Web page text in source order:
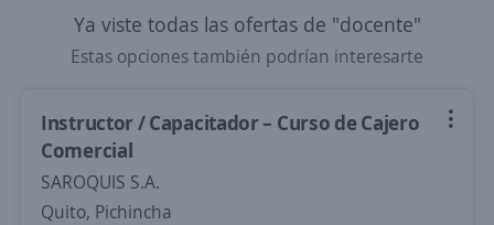
Ya viste todas las ofertas de "docente"
Estas opciones también podrían interesarte
Instructor / Capacitador – Curso de Cajero
Comercial
SAROQUIS S.A.
Quito, Pichincha